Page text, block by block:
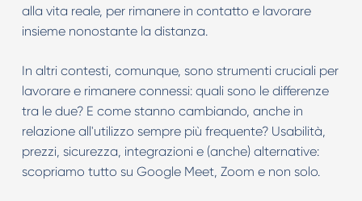
alla vita reale, per rimanere in contatto e lavorare
insieme nonostante la distanza.
In altri contesti, comunque, sono strumenti cruciali per
lavorare e rimanere connessi: quali sono le differenze
tra le due? E come stanno cambiando, anche in
relazione all'utilizzo sempre più frequente? Usabilità,
prezzi, sicurezza, integrazioni e (anche) alternative:
scopriamo tutto su Google Meet, Zoom e non solo.